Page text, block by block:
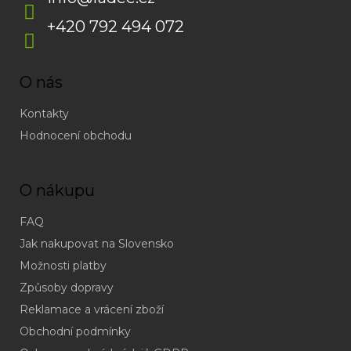
+420 792 494 072
O nás
Kontakty
Hodnocení obchodu
O nákupu
FAQ
Jak nakupovat na Slovensko
Možnosti platby
Způsoby dopravy
Reklamace a vrácení zboží
Obchodní podmínky
(odpověď